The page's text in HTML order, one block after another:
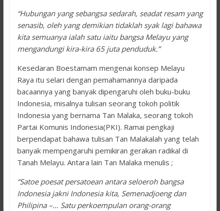
“Hubungan yang sebangsa sedarah, seadat resam yang
senasib, oleh yang demikian tidaklah syak lagi bahawa
kita semuanya ialah satu iaitu bangsa Melayu yang
mengandungi kira-kira 65 juta penduduk.”
Kesedaran Boestamam mengenai konsep Melayu
Raya itu selari dengan pemahamannya daripada
bacaannya yang banyak dipengaruhi oleh buku-buku
Indonesia, misalnya tulisan seorang tokoh politik
Indonesia yang bernama Tan Malaka, seorang tokoh
Partai Komunis Indonesia(PKI). Ramai pengkaji
berpendapat bahawa tulisan Tan Malakalah yang telah
banyak mempengaruhi pemikiran gerakan radikal di
Tanah Melayu. Antara lain Tan Malaka menulis ;
“Satoe poesat persatoean antara seloeroh bangsa
Indonesia jakni Indonesia kita, Semenadjoeng dan
Philipina –… Satu perkoempulan orang-orang